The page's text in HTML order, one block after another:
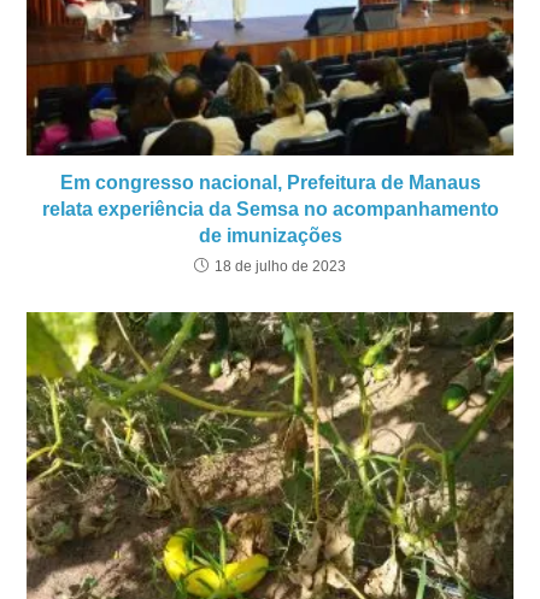
Em congresso nacional, Prefeitura de Manaus
relata experiência da Semsa no acompanhamento
de imunizações
18 de julho de 2023